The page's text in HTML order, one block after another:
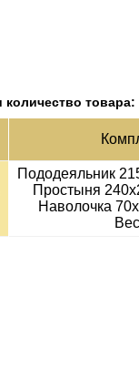
товара:
Пододеяльник
Простыня
Наволочка